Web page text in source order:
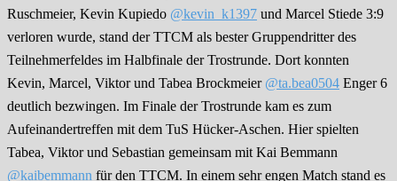
Ruschmeier, Kevin Kupiedo @kevin_k1397 und Marcel Stiede 3:9
verloren wurde, stand der TTCM als bester Gruppendritter des
Teilnehmerfeldes im Halbfinale der Trostrunde. Dort konnten
Kevin, Marcel, Viktor und Tabea Brockmeier @ta.bea0504 Enger 6
deutlich bezwingen. Im Finale der Trostrunde kam es zum
Aufeinandertreffen mit dem TuS Hücker-Aschen. Hier spielten
Tabea, Viktor und Sebastian gemeinsam mit Kai Bemmann
@kaibemmann für den TTCM. In einem sehr engen Match stand es